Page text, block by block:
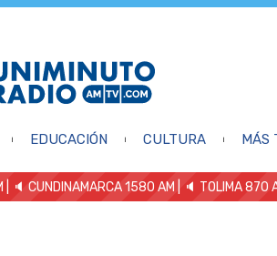
EDUCACIÓN CULTURA MÁS
| 🔈 CUNDINAMARCA 1580 AM | 🔈 TOLIMA 870